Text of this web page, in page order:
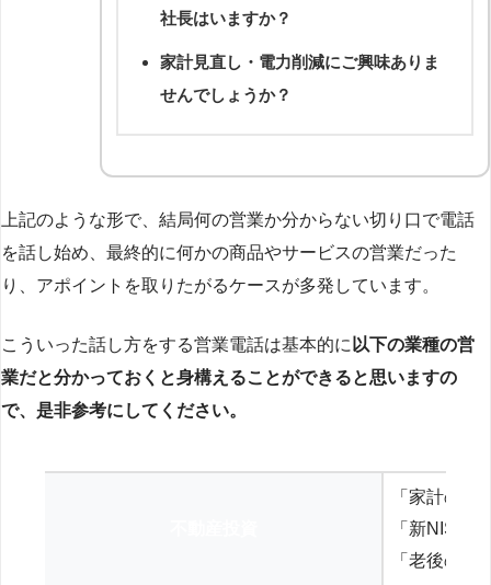
社長はいますか？
家計見直し・電力削減にご興味ありま
せんでしょうか？
上記のような形で、結局何の営業か分からない切り口で電話
を話し始め、最終的に何かの商品やサービスの営業だった
り、アポイントを取りたがるケースが多発しています。
こういった話し方をする営業電話は基本的に 以下の業種の営
業だと分かっておくと身構えることができると思いますの
で、是非参考にしてください。
「家計の見
「新NISA
「老後の